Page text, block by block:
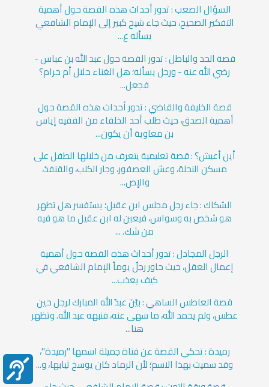
السؤال الصعب : تدور أحداث هذه القصة حول أهمية
التفكير الصحيح، حيث جاء شيخ كبير إلى الإمام الشافعي
يسأله ع...
قصة الحد والباطل : تدور القصة حول عبد الله بن عباس -
رضي الله عنه - ورجل يسأله؛ هل الغناء حلال أم حرام؟
فجعل...
قصة الخليفة والقاضي : تدور أحداث هذه القصة حول
أهمية الصدق، حيث طلب أحد الخلفاء من الفقيه إياس
بن معاوية أن يكون...
أين أعيش؟ : قصة تعليمية يتعرف من خلالها الطفل على
مسكن النحلة، وعش العصفور، وجار الكلب، والقنفذ،
والإص...
الشكاك : جاء رجل مجلس ابن عقيل؛ يستفسر هل تطهر
هو شخص به وسواس، فيعين له ابن عقيل ما هو فيه
من شك. ...
الرجل المجادل : تدور أحداث هذه القصة حول أهمية
إعمال العقل، حيث حاور رجلٌ يوماً الإمام الشافعي في
كيف يعذب...
قصة العاطس الساهي : بيّنَ عبدُ الله المبارك لرجل حين
عطس، ولم يحمد الله، ما سهى عنه، فنبهه عبد الله. وتظهر
هنا...
رميدة : تحكي القصة عن فتاة جميلة اسمها "رميدة"،
وقد سميت بهذا الاسم؛ لأن الرماد كان يوسخ ثيابها، و...